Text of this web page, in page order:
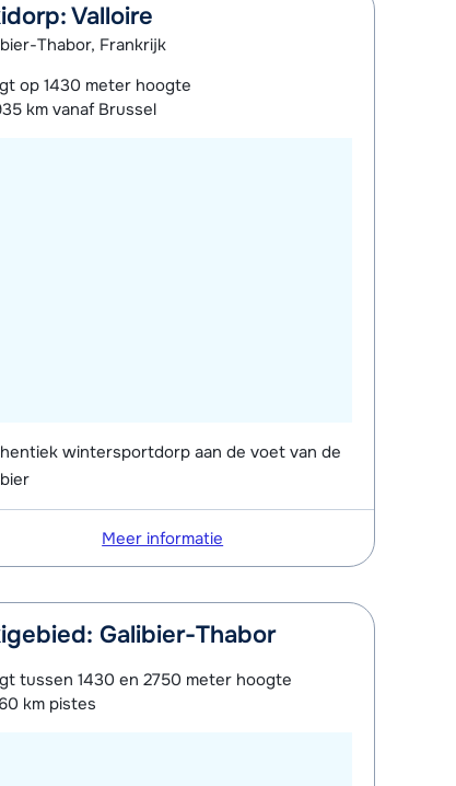
Valloire
Thabor, Frankrijk
op1430 meter hoogte
km vanaf Brussel
wintersportdorp aan de voet van de
Meer informatie
Galibier-Thabor
tussen1430 en 2750 meter hoogte
km pistes